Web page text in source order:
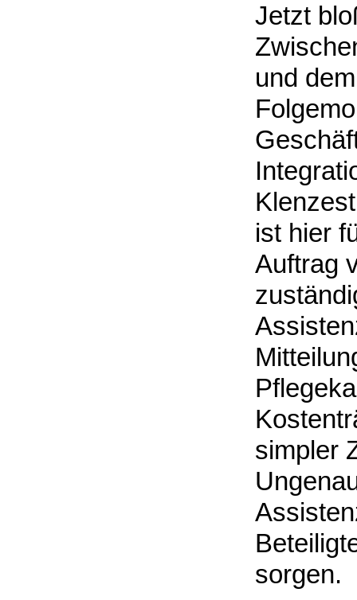
Jetzt
und
ist hier
Auftrag
simpler
sorgen.